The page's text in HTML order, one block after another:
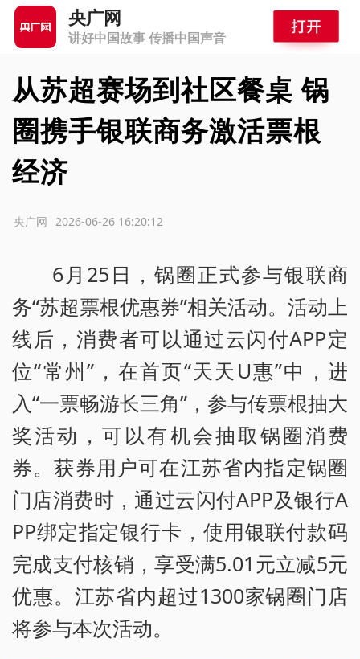
央广网
讲好中国故事 传播中国声音
从苏超赛场到社区餐桌 锅
圈携手银联商务激活票根
经济
2026-06-26 16:20:12
央广网
6月25日，锅圈正式参与银联商
务“苏超票根优惠券”相关活动。活动上
线后，消费者可以通过云闪付APP定
位“常州”，在首页“天天U惠”中，进
入“一票畅游长三角”，参与传票根抽大
奖活动，可以有机会抽取锅圈消费
券。获券用户可在江苏省内指定锅圈
门店消费时，通过云闪付APP及银行A
PP绑定指定银行卡，使用银联付款码
完成支付核销，享受满5.01元立减5元
优惠。江苏省内超过1300家锅圈门店
将参与本次活动。